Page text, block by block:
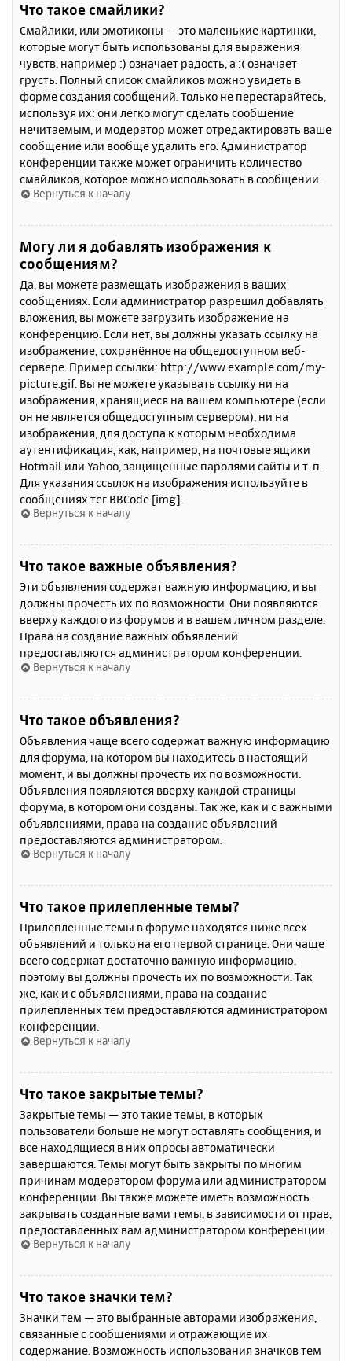
Что такое смайлики?
Смайлики, или эмотиконы — это маленькие картинки,
которые могут быть использованы для выражения
чувств, например :) означает радость, а :( означает
грусть. Полный список смайликов можно увидеть в
форме создания сообщений. Только не перестарайтесь,
используя их: они легко могут сделать сообщение
нечитаемым, и модератор может отредактировать ваше
сообщение или вообще удалить его. Администратор
конференции также может ограничить количество
смайликов, которое можно использовать в сообщении.
Вернуться к началу
Могу ли я добавлять изображения к
сообщениям?
Да, вы можете размещать изображения в ваших
сообщениях. Если администратор разрешил добавлять
вложения, вы можете загрузить изображение на
конференцию. Если нет, вы должны указать ссылку на
изображение, сохранённое на общедоступном веб-
сервере. Пример ссылки: http://www.example.com/my-
picture.gif. Вы не можете указывать ссылку ни на
изображения, хранящиеся на вашем компьютере (если
он не является общедоступным сервером), ни на
изображения, для доступа к которым необходима
аутентификация, как, например, на почтовые ящики
Hotmail или Yahoo, защищённые паролями сайты и т. п.
Для указания ссылок на изображения используйте в
сообщениях тег BBCode [img].
Вернуться к началу
Что такое важные объявления?
Эти объявления содержат важную информацию, и вы
должны прочесть их по возможности. Они появляются
вверху каждого из форумов и в вашем личном разделе.
Права на создание важных объявлений
предоставляются администратором конференции.
Вернуться к началу
Что такое объявления?
Объявления чаще всего содержат важную информацию
для форума, на котором вы находитесь в настоящий
момент, и вы должны прочесть их по возможности.
Объявления появляются вверху каждой страницы
форума, в котором они созданы. Так же, как и с важными
объявлениями, права на создание объявлений
предоставляются администратором.
Вернуться к началу
Что такое прилепленные темы?
Прилепленные темы в форуме находятся ниже всех
объявлений и только на его первой странице. Они чаще
всего содержат достаточно важную информацию,
поэтому вы должны прочесть их по возможности. Так
же, как и с объявлениями, права на создание
прилепленных тем предоставляются администратором
конференции.
Вернуться к началу
Что такое закрытые темы?
Закрытые темы — это такие темы, в которых
пользователи больше не могут оставлять сообщения, и
все находящиеся в них опросы автоматически
завершаются. Темы могут быть закрыты по многим
причинам модератором форума или администратором
конференции. Вы также можете иметь возможность
закрывать созданные вами темы, в зависимости от прав,
предоставленных вам администратором конференции.
Вернуться к началу
Что такое значки тем?
Значки тем — это выбранные авторами изображения,
связанные с сообщениями и отражающие их
содержание. Возможность использования значков тем